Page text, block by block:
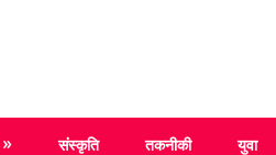
संस्कृति तकनीकी युवा